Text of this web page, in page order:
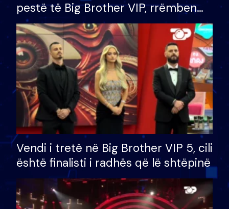
pestë të Big Brother VIP, rrëmben
çmimin e madh prej 100 mijë eurosh
Vendi i tretë në Big Brother VIP 5, cili
është finalisti i radhës që lë shtëpinë